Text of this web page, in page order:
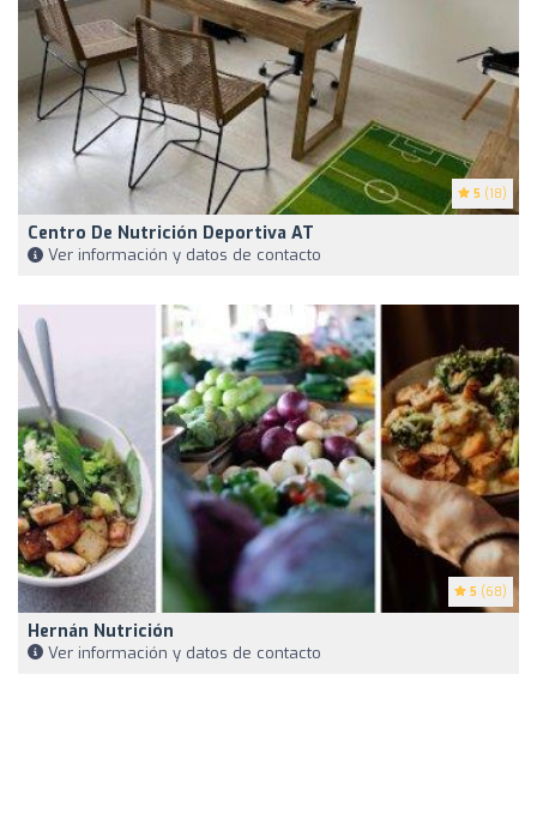
5 (18)
Centro De Nutrición Deportiva AT
Ver información y datos de contacto
5 (68)
Hernán Nutrición
Ver información y datos de contacto